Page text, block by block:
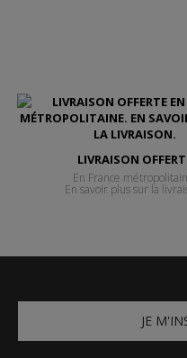
LIVRAISON
En France
En savoir plus sur la
JE